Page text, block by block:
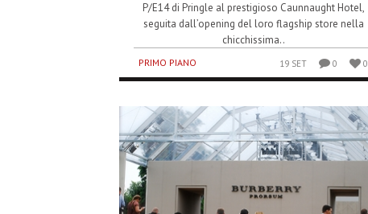
P/E14 di Pringle al prestigioso Caunnaught Hotel,
seguita dall’opening del loro flagship store nella
chicchissima..
PRIMO PIANO 19 SET 0 0